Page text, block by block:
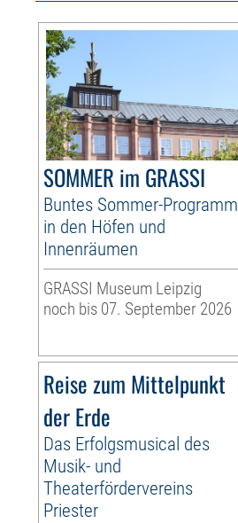
SOMMER im GRASSI
Buntes Sommer-Programm
in den Höfen und
Innenräumen
GRASSI Museum Leipzig
noch bis 07. September 2026
Reise zum Mittelpunkt
der Erde
Das Erfolgsmusical des
Musik- und
Theaterfördervereins
Priester